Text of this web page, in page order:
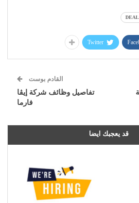
Twitter
القادم بوست
تفاصيل وظائف شركة إيڤا
فارما
قد يعجبك ايضا